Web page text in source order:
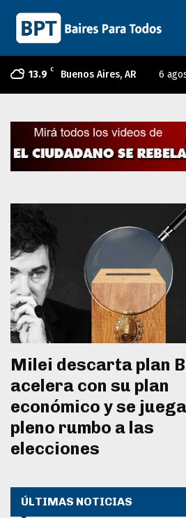
13.9 C Buenos Aires, AR 6
Milei descarta plan
acelera con su plan
económico y se
pleno rumbo a las
elecciones
ÚLTIMAS NOTICIAS